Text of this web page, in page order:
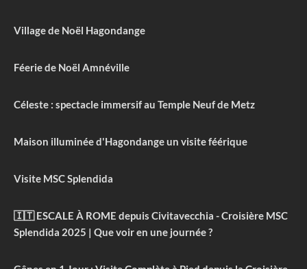
Village de Noël Hagondange
Féerie de Noël Amnéville
Céleste : spectacle immersif au Temple Neuf de Metz
Maison illuminée d'Hagondange un visite féérique
Visite MSC Splendida
🇮🇹 ESCALE À ROME depuis Civitavecchia - Croisière MSC
Splendida 2025 | Que voir en une journée ?